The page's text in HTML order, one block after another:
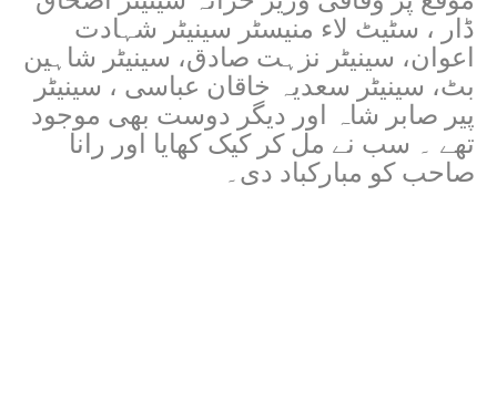
ڈار ، سٹیٹ لاء منیسٹر سینیٹر شہادت
اعوان، سینیٹر نزہت صادق، سینیٹر شاہین
بٹ، سینیٹر سعدیہ خاقان عباسی ، سینیٹر
پیر صابر شاہ اور دیگر دوست بھی موجود
تھے ۔ سب نے مل کر کیک کھایا اور رانا
صاحب کو مبارکباد دی۔